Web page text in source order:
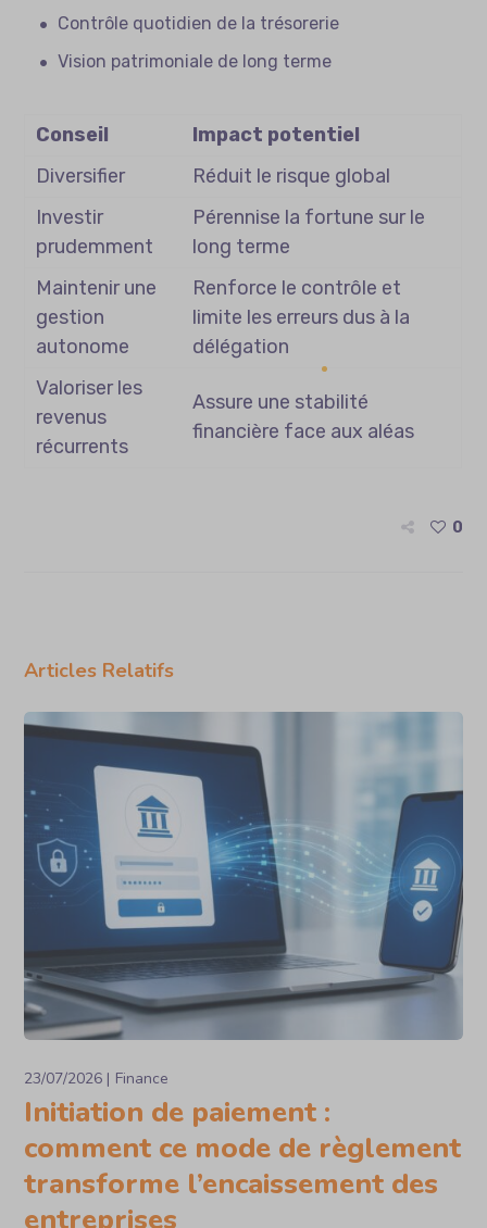
Contrôle quotidien de la trésorerie
Vision patrimoniale de long terme
Conseil
Impact potentiel
Diversifier
Réduit le risque global
Investir
prudemment
Pérennise la fortune sur le
long terme
Maintenir une
gestion
autonome
Renforce le contrôle et
limite les erreurs dus à la
délégation
Valoriser les
revenus
récurrents
Assure une stabilité
financière face aux aléas
0
Articles Relatifs
23/07/2026 Finance
Initiation de paiement :
comment ce mode de règlement
transforme l’encaissement des
entreprises